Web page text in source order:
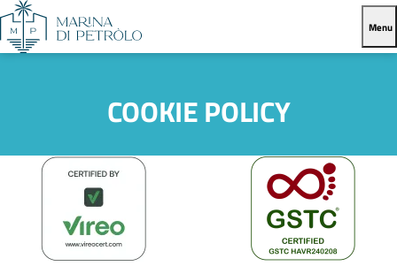
Menu
COOKIE POLICY